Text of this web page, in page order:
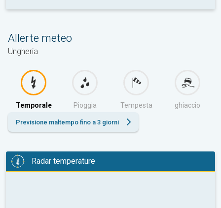
Allerte meteo
Ungheria
Temporale Pioggia Tempesta ghiaccio
Previsione maltempo fino a 3 giorni
Radar temperature